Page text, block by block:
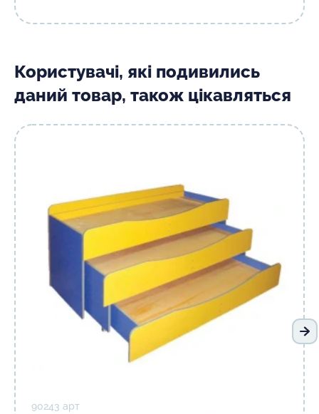
Користувачі, які подивились
даний товар, також цікавляться
90243 арт